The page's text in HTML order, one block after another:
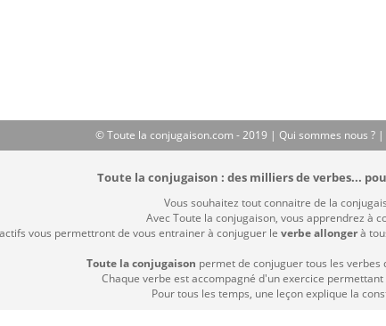
© Toute la conjugaison.com - 2019 | Qui sommes nous ? |
Toute la conjugaison : des milliers de verbes...
Vous souhaitez tout connaitre de la
Avec Toute la conjugaison, vous apprendrez à
vous permettront de vous entrainer à conjuguer le verbe allongerà
Toute la conjugaison permet de conjuguer tous les
Chaque verbe est accompagné d'un exercice
Pour tous les temps, une leçon explique la